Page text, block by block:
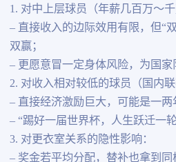
1. 对中上层球员（年薪几百万～千
– 直接收入的边际效用有限，但“
双赢；
– 更愿意冒一定身体风险，为国家
2. 对收入相对较低的球员（国内
– 直接经济激励巨大，可能是一两
– “踢好一届世界杯，人生跃迁一
3. 对更衣室关系的隐性影响：
– 奖金若平均分配，替补也拿到